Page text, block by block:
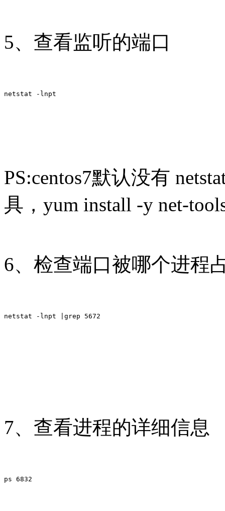
5、查看监听的端口
netstat -lnpt
PS:centos7默认没有
具，yum install -y net-
6、检查端口被哪个进程
netstat -lnpt |grep 5672
7、查看进程的详细信息
ps 6832